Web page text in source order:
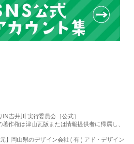
吉井川 実行委員会［公式］
作権は津山瓦版または情報提供者に帰属し、
】岡山県のデザイン会社 ( 有 ) アド・デザイン